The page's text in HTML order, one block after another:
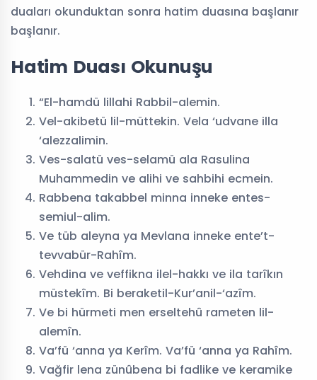
duaları okunduktan sonra hatim duasına başlanır
başlanır.
Hatim Duası Okunuşu
“El-hamdü lillahi Rabbil-alemin.
Vel-akibetü lil-müttekin. Vela ‘udvane illa
‘alezzalimin.
Ves-salatü ves-selamü ala Rasulina
Muhammedin ve alihi ve sahbihi ecmein.
Rabbena takabbel minna inneke entes-
semiul-alim.
Ve tüb aleyna ya Mevlana inneke ente’t-
tevvabür-Rahîm.
Vehdina ve veffikna ilel-hakkı ve ila tarîkın
müstekîm. Bi beraketil-Kur’anil-‘azîm.
Ve bi hürmeti men erseltehû rameten lil-
alemîn.
Va’fü ‘anna ya Kerîm. Va’fü ‘anna ya Rahîm.
Vağfir lena zünûbena bi fadlike ve keramike